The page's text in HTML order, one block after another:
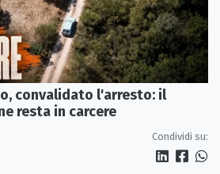
convalidato l'arresto: il
resta in carcere
Condividi su: